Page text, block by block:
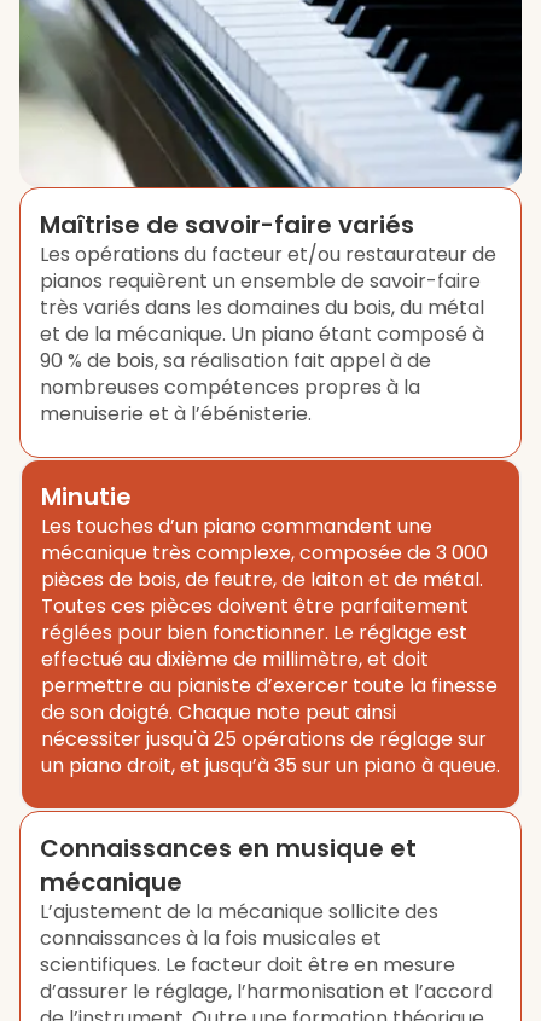
Maîtrise de savoir-faire variés
Les opérations du facteur et/ou restaurateur de
pianos requièrent un ensemble de savoir-faire
très variés dans les domaines du bois, du métal
et de la mécanique. Un piano étant composé à
90 % de bois, sa réalisation fait appel à de
nombreuses compétences propres à la
menuiserie et à l’ébénisterie.
Minutie
Les touches d’un piano commandent une
mécanique très complexe, composée de 3 000
pièces de bois, de feutre, de laiton et de métal.
Toutes ces pièces doivent être parfaitement
réglées pour bien fonctionner. Le réglage est
effectué au dixième de millimètre, et doit
permettre au pianiste d’exercer toute la finesse
de son doigté. Chaque note peut ainsi
nécessiter jusqu'à 25 opérations de réglage sur
un piano droit, et jusqu’à 35 sur un piano à queue.
Connaissances en musique et
mécanique
L’ajustement de la mécanique sollicite des
connaissances à la fois musicales et
scientifiques. Le facteur doit être en mesure
d’assurer le réglage, l’harmonisation et l’accord